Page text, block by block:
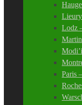
Lodz
Paris